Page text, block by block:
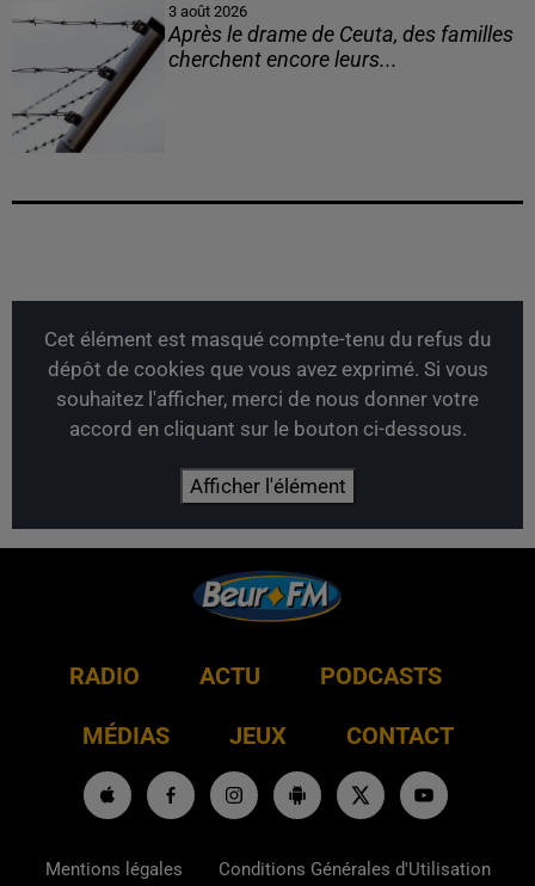
3 août 2026
Après le drame de Ceuta, des familles
cherchent encore leurs...
Cet élément est masqué compte-tenu du refus du
dépôt de cookies que vous avez exprimé. Si vous
souhaitez l'afficher, merci de nous donner votre
accord en cliquant sur le bouton ci-dessous.
Afficher l'élément
RADIO ACTU PODCASTS
MÉDIAS JEUX CONTACT
Mentions légales Conditions Générales d'Utilisation